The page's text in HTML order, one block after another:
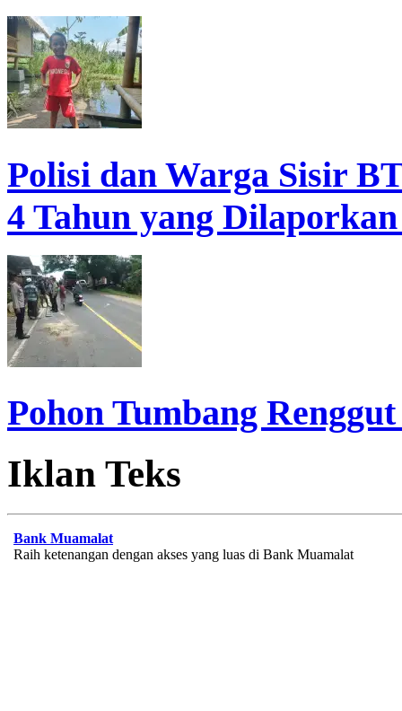
Polisi dan Warga Sisir
4 Tahun yang
Pohon Tumbang
Iklan Teks
Bank Muamalat
Raih ketenangan dengan akses yang luas di Bank Muamalat